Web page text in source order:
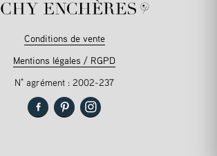
en
Conditions de vente
Mentions légales / RGPD
N° agrément : 2002-237